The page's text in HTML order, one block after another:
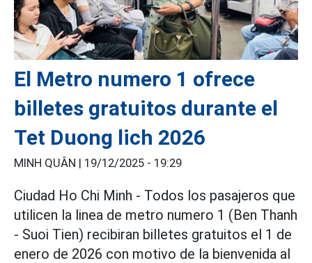
El Metro numero 1 ofrece
billetes gratuitos durante el
Tet Duong lich 2026
MINH QUÂN | 19/12/2025 - 19:29
Ciudad Ho Chi Minh - Todos los pasajeros que
utilicen la linea de metro numero 1 (Ben Thanh
- Suoi Tien) recibiran billetes gratuitos el 1 de
enero de 2026 con motivo de la bienvenida al